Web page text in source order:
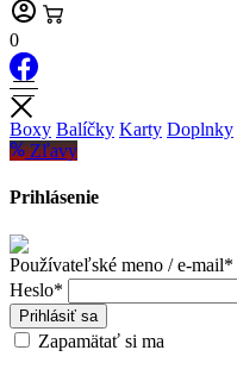
0
Boxy Balíčky Karty Doplnky
Zľavy
Prihlásenie
Používateľské meno / e-mail*
Heslo*
Prihlásiť sa
Zapamätať si ma